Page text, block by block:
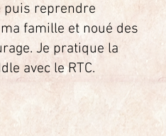
reprendre
famille et noué des
Je pratique la
avec le RTC.